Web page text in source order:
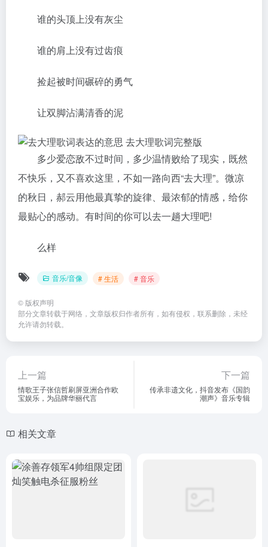
谁的头顶上没有灰尘
谁的肩上没有过齿痕
捡起被时间碾碎的勇气
让双脚沾满清香的泥
多少爱恋敌不过时间，多少温情败给了现实，既然
不快乐，又不喜欢这里，不如一路向西“去大理”。微凉
的秋日，郝云用他最真挚的旋律、最浓郁的情感，给你
最贴心的感动。有时间的你可以去一趟大理吧!
么样
音乐/音像 # 生活 # 音乐
© 版权声明
部分文章转载于网络，文章版权归作者所有，如有侵权，联系删除，未经
允许请勿转载。
上一篇
情歌王子张信哲刷屏亚洲合作欧
宝娱乐，为品牌华丽代言
下一篇
传承非遗文化，抖音发布《国韵
潮声》音乐专辑
相关文章